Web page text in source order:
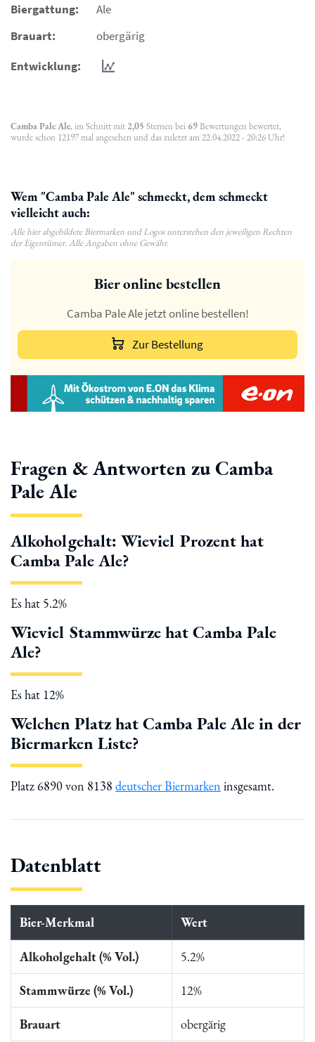
Biergattung:
Ale
Brauart:
obergärig
Entwicklung:
Camba Pale Ale, im Schnitt mit 2,05 Sternen bei 69Bewertungen bewertet,
wurde schon 12197 mal angesehen und das zuletzt am 22.04.2022 - 20:26 Uhr!
Wem "Camba Pale Ale" schmeckt, dem schmeckt
vielleicht auch:
Alle hier abgebildete Biermarken und Logos unterstehen den jeweiligen Rechten
der Eigentümer. Alle Angaben ohne Gewähr.
Bier online bestellen
Camba Pale Ale jetzt online bestellen!
Zur Bestellung
Fragen & Antworten zu Camba
Pale Ale
Alkoholgehalt: Wieviel Prozent hat
Camba Pale Ale?
Es hat 5.2%
Wieviel Stammwürze hat Camba Pale
Ale?
Es hat 12%
Welchen Platz hat Camba Pale Ale in der
Biermarken Liste?
Platz 6890 von 8138 deutscher Biermarken insgesamt.
Datenblatt
Bier-Merkmal Wert
Alkoholgehalt (% Vol.) 5.2%
Stammwürze (% Vol.) 12%
Brauart obergärig